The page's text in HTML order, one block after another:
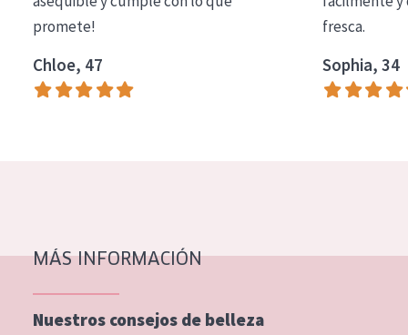
COLECCIÓN
Essentials
Lift+
Piel normal y seca
Piel mixata o grasa
Piel madura
promete!
Chloe, 47
fresca.
Sophia, 34
MÁS INFORMACIÓN
Nuestros consejos de belleza